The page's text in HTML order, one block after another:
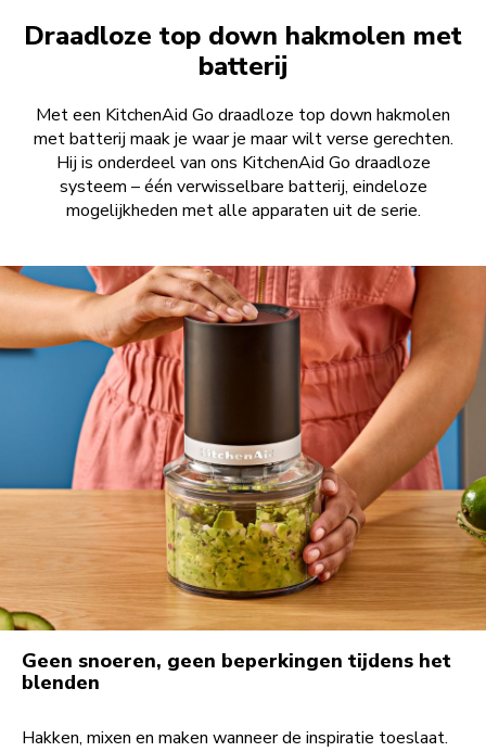
Draadloze top down hakmolen met
batterij
Met een KitchenAid Go draadloze top down hakmolen
met batterij maak je waar je maar wilt verse gerechten.
Hij is onderdeel van ons KitchenAid Go draadloze
systeem – één verwisselbare batterij, eindeloze
mogelijkheden met alle apparaten uit de serie.
Geen snoeren, geen beperkingen tijdens het
blenden
Hakken, mixen en maken wanneer de inspiratie toeslaat.